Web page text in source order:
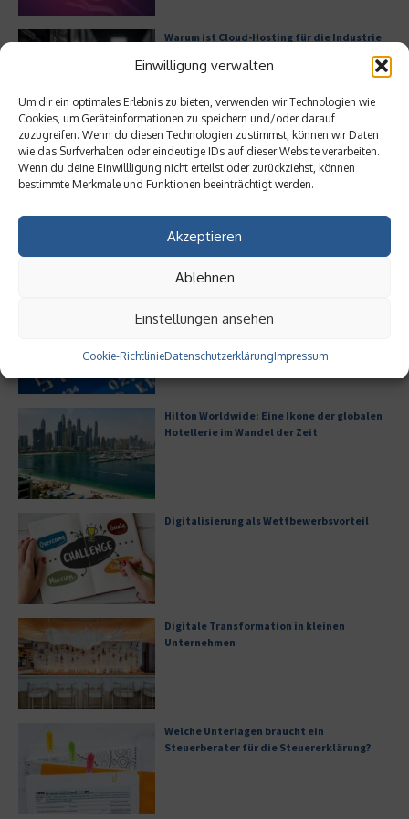
Einwilligung verwalten
Um dir ein optimales Erlebnis zu bieten, verwenden wir Technologien wie
Cookies, um Geräteinformationen zu speichern und/oder darauf
zuzugreifen. Wenn du diesen Technologien zustimmst, können wir Daten
wie das Surfverhalten oder eindeutige IDs auf dieser Website verarbeiten.
Wenn du deine Einwillligung nicht erteilst oder zurückziehst, können
bestimmte Merkmale und Funktionen beeinträchtigt werden.
Akzeptieren
Ablehnen
Einstellungen ansehen
Cookie-RichtlinieDatenschutzerklärungImpressum
Warum ist Cloud-Hosting für die Industrie
Bürofläche neu denken
Leitfaden zur Eröffnung eines
Geschäftskontos für kleine Unternehmen
Hilton Worldwide: Eine Ikone der globalen
Hotellerie im Wandel der Zeit
Digitalisierung als Wettbewerbsvorteil
Digitale Transformation in kleinen
Unternehmen
Welche Unterlagen braucht ein
Steuerberater für die Steuererklärung?